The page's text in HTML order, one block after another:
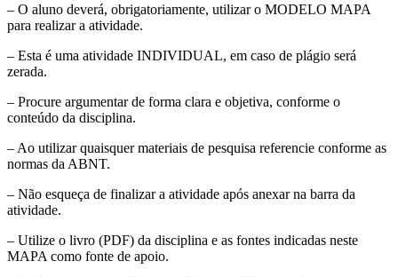
– O aluno deverá, obrigatoriamente, utilizar o MODELO MAPA
para realizar a atividade.
– Esta é uma atividade INDIVIDUAL, em caso de plágio será
zerada.
– Procure argumentar de forma clara e objetiva, conforme o
conteúdo da disciplina.
– Ao utilizar quaisquer materiais de pesquisa referencie conforme as
normas da ABNT.
– Não esqueça de finalizar a atividade após anexar na barra da
atividade.
– Utilize o livro (PDF) da disciplina e as fontes indicadas neste
MAPA como fonte de apoio.